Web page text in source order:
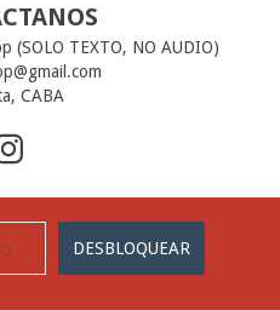
(SOLO TEXTO, NO AUDIO)
CABA